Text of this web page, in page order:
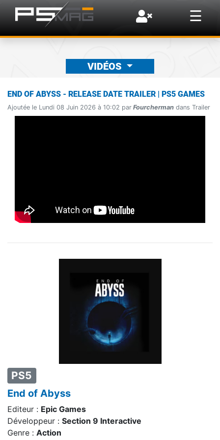
☰
×
VIDÉOS
PS5
End of Abyss
Editeur : Epic Games
Développeur : Section 9 Interactive
Genre : Action
END OF ABYSS - RELEASE DATE TRAILER | PS5 GAMES
Ajoutée le Lundi 08 Juin 2026 à 10:02 par Fourcherman dans Trailer